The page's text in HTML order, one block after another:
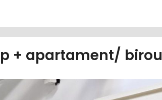
+ apartament/ birou